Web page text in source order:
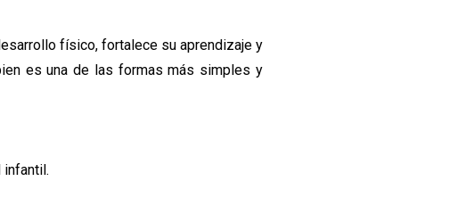
físico, fortalece su aprendizaje y
es una de las formas más simples y